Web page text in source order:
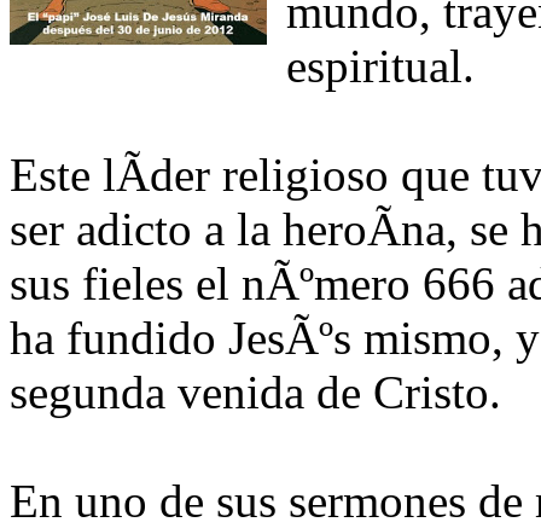
mundo,
espiritual.
Este lÃ­der religioso que
ser adicto a la heroÃ­na, se
sus fieles el nÃºmero 666
ha fundido JesÃºs mismo,
segunda venida de Cristo.
En uno de sus sermones